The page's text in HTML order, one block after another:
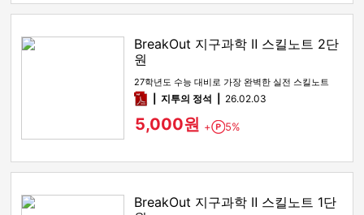
BreakOut 지구과학 Ⅱ 스킬노트 2단
원
27학년도 수능 대비로 가장 완벽한 실전 스킬노트
pdf지투의 정석 26.02.03
5,000원 + Point
5%
BreakOut 지구과학 Ⅱ 스킬노트 1단